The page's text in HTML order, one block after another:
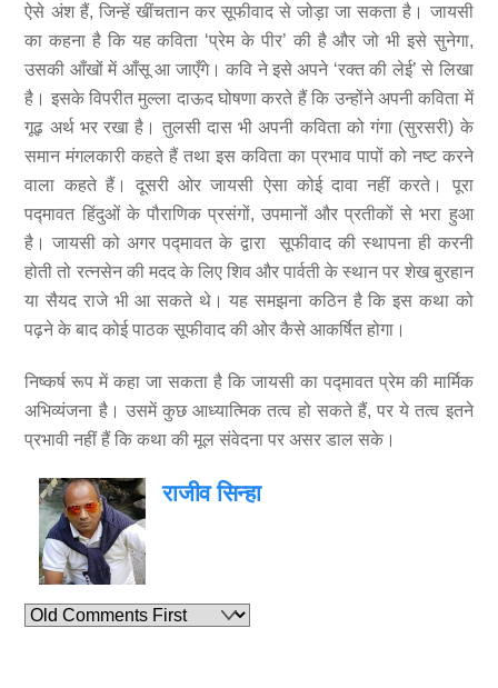
ऐसे अंश हैं, जिन्हें खींचतान कर सूफीवाद से जोड़ा जा सकता है। जायसी
का कहना है कि यह कविता ‘प्रेम के पीर’ की है और जो भी इसे सुनेगा,
उसकी आँखों में आँसू आ जाएँगे। कवि ने इसे अपने ‘रक्त की लेई’ से लिखा
है। इसके विपरीत मुल्ला दाऊद घोषणा करते हैं कि उन्होंने अपनी कविता में
गूढ़ अर्थ भर रखा है। तुलसी दास भी अपनी कविता को गंगा (सुरसरी) के
समान मंगलकारी कहते हैं तथा इस कविता का प्रभाव पापों को नष्ट करने
वाला कहते हैं। दूसरी ओर जायसी ऐसा कोई दावा नहीं करते। पूरा
पद्मावत हिंदुओं के पौराणिक प्रसंगों, उपमानों और प्रतीकों से भरा हुआ
है। जायसी को अगर पद्मावत के द्वारा सूफीवाद की स्थापना ही करनी
होती तो रत्नसेन की मदद के लिए शिव और पार्वती के स्थान पर शेख बुरहान
या सैयद राजे भी आ सकते थे। यह समझना कठिन है कि इस कथा को
पढ़ने के बाद कोई पाठक सूफीवाद की ओर कैसे आकर्षित होगा।
निष्कर्ष रूप में कहा जा सकता है कि जायसी का पद्मावत प्रेम की मार्मिक
अभिव्यंजना है। उसमें कुछ आध्यात्मिक तत्व हो सकते हैं, पर ये तत्व इतने
प्रभावी नहीं हैं कि कथा की मूल संवेदना पर असर डाल सके।
राजीव सिन्हा